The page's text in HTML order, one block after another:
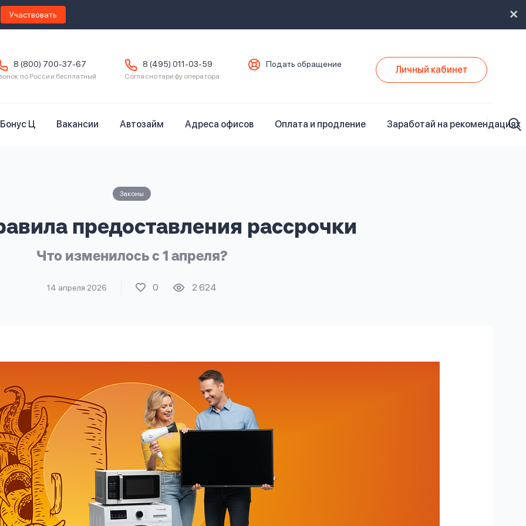
Участвовать
8 (800) 700-37-67
по России бесплатный
8 (495) 011-03-59
Согласно тарифу оператора
Подать обращение Личный кабинет
Бонус Ц Вакансии Автозайм Адреса офисов Оплата и продление Заработай на рекомендациях
Законы
предоставления рассрочки
Что изменилось с 1 апреля?
14 апреля 2026 0 2 624